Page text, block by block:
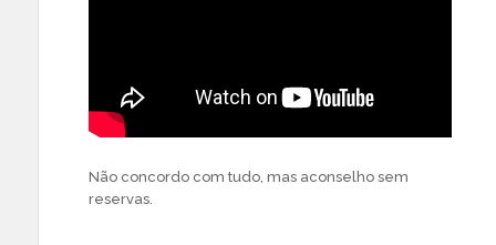
Não concordo com tudo, mas aconselho sem
reservas.